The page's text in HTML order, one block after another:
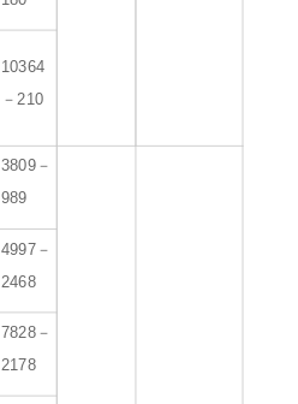
10364
－210
3809－
989
4997－
2468
7828－
2178